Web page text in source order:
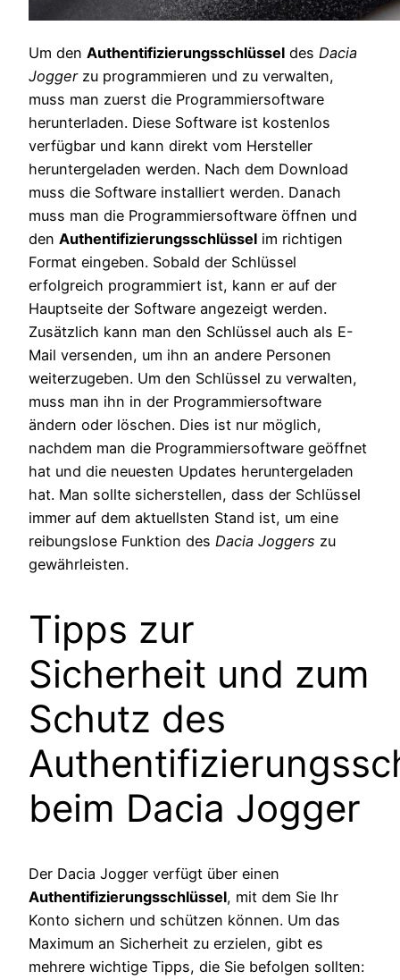
Um den Authentifizierungsschlüssel des Dacia
Joggerzu programmieren und zu verwalten,
muss man zuerst die Programmiersoftware
herunterladen. Diese Software ist kostenlos
verfügbar und kann direkt vom Hersteller
heruntergeladen werden. Nach dem Download
muss die Software installiert werden. Danach
muss man die Programmiersoftware öffnen und
den Authentifizierungsschlüssel im richtigen
Format eingeben. Sobald der Schlüssel
erfolgreich programmiert ist, kann er auf der
Hauptseite der Software angezeigt werden.
Zusätzlich kann man den Schlüssel auch als E-
Mail versenden, um ihn an andere Personen
weiterzugeben. Um den Schlüssel zu verwalten,
muss man ihn in der Programmiersoftware
ändern oder löschen. Dies ist nur möglich,
nachdem man die Programmiersoftware geöffnet
hat und die neuesten Updates heruntergeladen
hat. Man sollte sicherstellen, dass der Schlüssel
immer auf dem aktuellsten Stand ist, um eine
reibungslose Funktion des Dacia Joggers zu
gewährleisten.
Tipps zur
Sicherheit und zum
Schutz des
beim Dacia Jogger
Der Dacia Jogger verfügt über einen
Authentifizierungsschlüssel, mit dem Sie Ihr
Konto sichern und schützen können. Um das
Maximum an Sicherheit zu erzielen, gibt es
mehrere wichtige Tipps, die Sie befolgen sollten: